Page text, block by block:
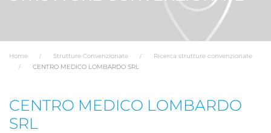
Home Strutture Convenzionate
Ricerca strutture convenzionate
CENTRO MEDICO LOMBARDO SRL
CENTRO MEDICO LOMBARDO
SRL